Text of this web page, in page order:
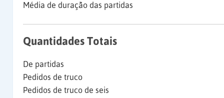
Média de duração das partidas
Quantidades Totais
De partidas
Pedidos de truco
Pedidos de truco de seis